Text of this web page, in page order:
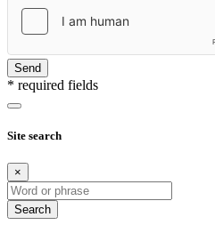
Send
* required fields
Site search
×
Search